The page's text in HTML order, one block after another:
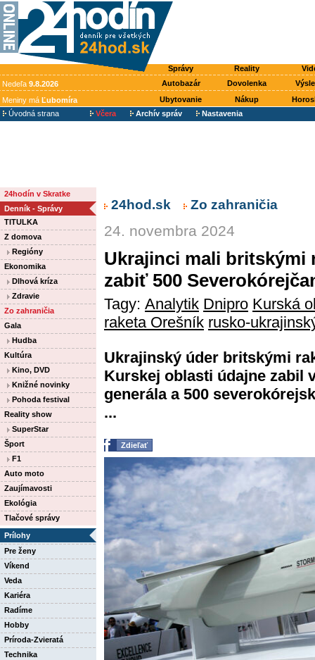
Správy Reality
Nedeľa 9.8.2026 Autobazár Dovolenka
Meniny má Ľubomíra Ubytovanie Nákup
Úvodná strana
Včera Archív správ Nastavenia
24hodín v Skratke
Denník - Správy
TITULKA
Z domova
Regióny
Ekonomika
Dlhová kríza
Zdravie
Zo zahraničia
Gala
Hudba
Kultúra
Kino, DVD
Knižné novinky
Pohoda festival
Reality show
SuperStar
Šport
F1
Auto moto
Zaujímavosti
Ekológia
Tlačové správy
Prílohy
Pre ženy
Víkend
Veda
Kariéra
Radíme
Hobby
Príroda-Zvieratá
Technika
24hod.sk Zo zahraničia
24. novembra 2024
Ukrajinci mali britskými
zabiť 500
Tagy: Analytik Dnipro Kurská
raketa Orešník rusko-
Ukrajinský úder britskými
Kurskej oblasti údajne zabil
generála a 500
...
Zdieľať